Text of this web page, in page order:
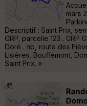
mars
Descriptif : Saint Prix,
GRP, parcelle 123 . GRP
Doré . nb, route des
Lisières, Bouffémont,
Saint Prix. »